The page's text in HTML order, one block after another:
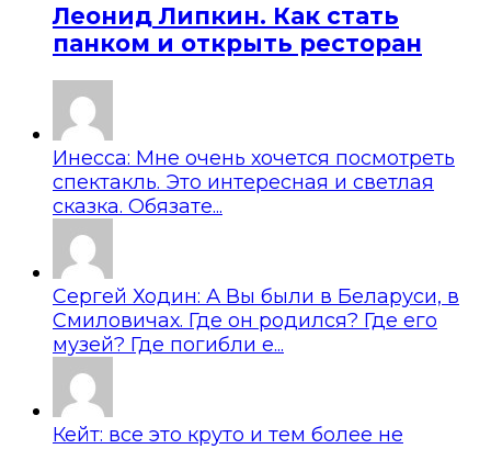
Леонид Липкин. Как стать
панком и открыть ресторан
Инесса: Мне очень хочется посмотреть
спектакль. Это интересная и светлая
сказка. Обязате...
Сергей Ходин: А Вы были в Беларуси, в
Смиловичах. Где он родился? Где его
музей? Где погибли е...
Кейт: все это круто и тем более не